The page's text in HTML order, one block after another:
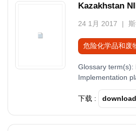
Kazakhstan
24 1月 2017
危险化学品和废
Glossary term(s):
Implementation
下载 :